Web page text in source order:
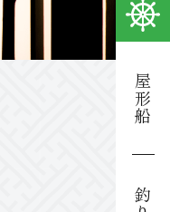
屋形船